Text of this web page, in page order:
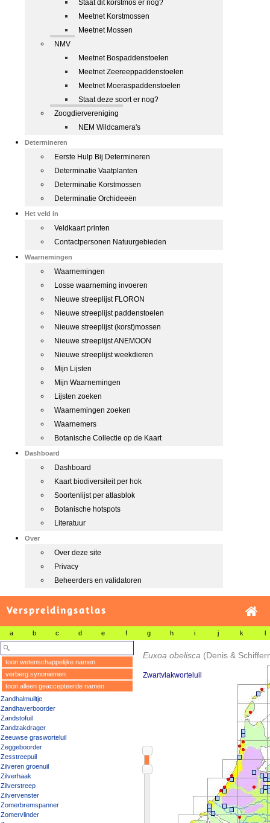
Staat dit korstmos er nog?
Meetnet Korstmossen
Meetnet Mossen
NMV
Meetnet Bospaddenstoelen
Meetnet Zeereeppaddenstoelen
Meetnet Moeraspaddenstoelen
Staat deze soort er nog?
Zoogdiervereniging
NEM Wildcamera's
Determineren
Eerste Hulp Bij Determineren
Determinatie Vaatplanten
Determinatie Korstmossen
Determinatie Orchideeën
Het veld in
Veldkaart printen
Contactpersonen Natuurgebieden
Waarnemingen
Waarnemingen
Losse waarneming invoeren
Nieuwe streeplijst FLORON
Nieuwe streeplijst paddenstoelen
Nieuwe streeplijst (korst)mossen
Nieuwe streeplijst ANEMOON
Nieuwe streeplijst weekdieren
Mijn Lijsten
Mijn Waarnemingen
Lijsten zoeken
Waarnemingen zoeken
Waarnemers
Botanische Collectie op de Kaart
Dashboard
Dashboard
Kaart biodiversiteit per hok
Soortenlijst per atlasblok
Botanische hotspots
Literatuur
Over
Over deze site
Privacy
Beheerders en validatoren
Verspreidingsatlas
a b c d e f g h i j k l
toon wetenschappelijke namen
verberg synoniemen
toon alleen geaccepteerde namen
Zandhalmuiltje
Zandhaverboorder
Zandstofuil
Zandzakdrager
Zeeuwse grasworteluil
Zeggeboorder
Zesstreepuil
Zilveren groenuil
Zilverhaak
Zilverstreep
Zilvervenster
Zomerbremspanner
Zomervlinder
Euxoa obelisca (Denis &
Zwartvlakworteluil